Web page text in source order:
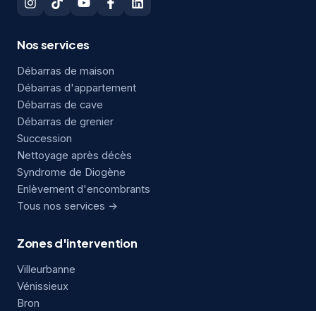
Nos services
Débarras de maison
Débarras d'appartement
Débarras de cave
Débarras de grenier
Succession
Nettoyage après décès
Syndrome de Diogène
Enlèvement d'encombrants
Tous nos services →
Zones d'intervention
Villeurbanne
Vénissieux
Bron